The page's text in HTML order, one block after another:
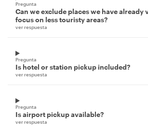
Pregunta
Can we exclude places we have already
focus on less touristy areas?
ver respuesta
Pregunta
Is hotel or station pickup included?
ver respuesta
Pregunta
Is airport pickup available?
ver respuesta